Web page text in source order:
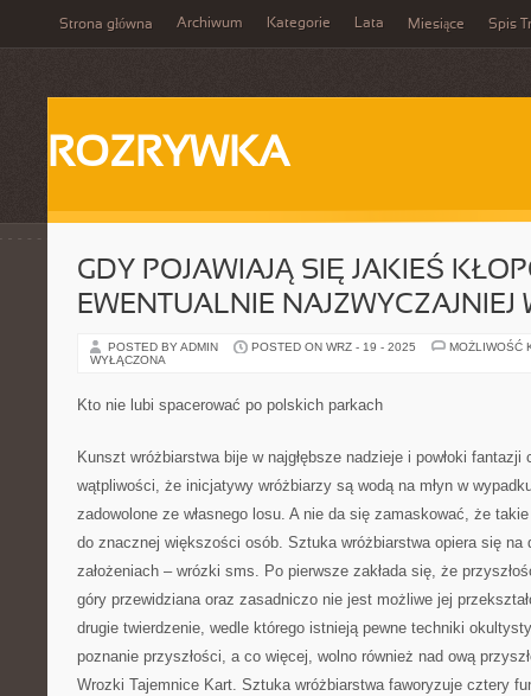
Strona główna Archiwum Kategorie Lata Miesiące Spis
ROZRYWKA
GDY POJAWIAJĄ SIĘ JAKIEŚ
EWENTUALNIE NAJZWYCZAJNIEJ
POSTED BY ADMIN POSTED ON WRZ - 19 - 2025
MOŻLIWOŚĆ
WYŁĄCZONA
Kto nie lubi spacerować po polskich parkach
Kunszt wróżbiarstwa bije w najgłębsze nadzieje i powłoki fantazji
wątpliwości, że inicjatywy wróżbiarzy są wodą na młyn w
zadowolone ze własnego losu. A nie da się zamaskować, że
do znacznej większości osób. Sztuka wróżbiarstwa opiera się na
założeniach – wrózki sms. Po pierwsze zakłada się, że
góry przewidziana oraz zasadniczo nie jest możliwe jej
drugie twierdzenie, wedle którego istnieją pewne techniki
poznanie przyszłości, a co więcej, wolno również nad ową
Wrozki Tajemnice Kart. Sztuka wróżbiarstwa faworyzuje cztery